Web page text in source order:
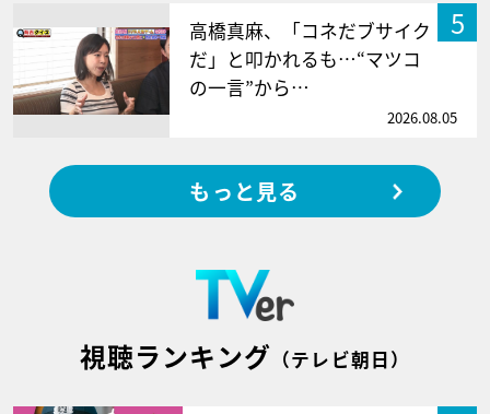
5
高橋真麻、「コネだブサイク
だ」と叩かれるも…“マツコ
の一言”から…
2026.08.05
もっと見る
視聴ランキング （テレビ朝日）